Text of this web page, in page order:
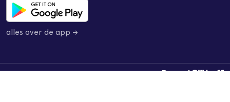
alles over de app →